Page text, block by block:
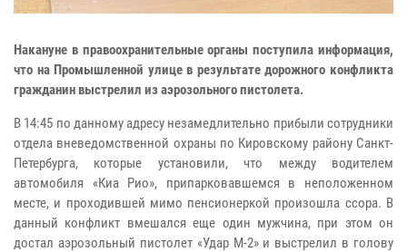
Накануне в правоохранительные органы поступила информация,
что на Промышленной улице в результате дорожного конфликта
гражданин выстрелил из аэрозольного пистолета.
В 14:45 по данному адресу незамедлительно прибыли сотрудники
отдела вневедомственной охраны по Кировскому району Санкт-
Петербурга, которые установили, что между водителем
автомобиля «Киа Рио», припарковавшемся в неположенном
месте, и проходившей мимо пенсионеркой произошла ссора. В
данный конфликт вмешался еще один мужчина, при этом он
достал аэрозольный пистолет «Удар М-2» и выстрелил в голову